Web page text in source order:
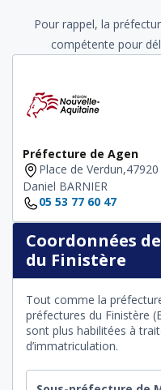
Pour rappel, la
compétente pour
Préfecture de Agen
Place de
Daniel BARNIER
05 53 77 60 47
Coordonnées
du Finistère
Tout comme la
préfectures du Finistère
sont plus habilitées à
d’immatriculation.